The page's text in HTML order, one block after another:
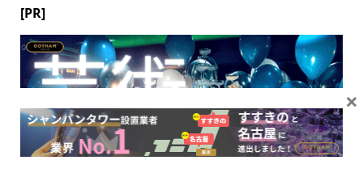
[PR]
×